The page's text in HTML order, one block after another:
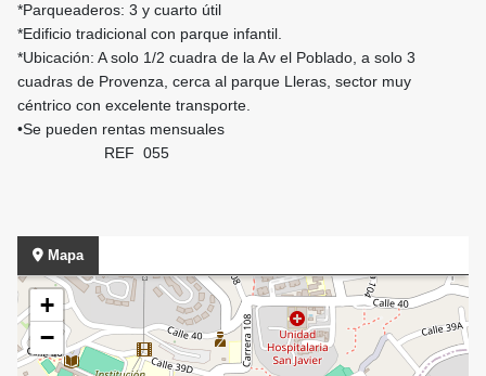
*Parqueaderos: 3 y cuarto útil
*Edificio tradicional con parque infantil.
*Ubicación: A solo 1/2 cuadra de la Av el Poblado, a solo 3
cuadras de Provenza, cerca al parque Lleras, sector muy
céntrico con excelente transporte.
•Se pueden rentas mensuales
REF 055
Mapa
+
−